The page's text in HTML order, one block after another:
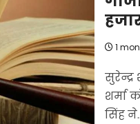
1
शर्मा
सिंह